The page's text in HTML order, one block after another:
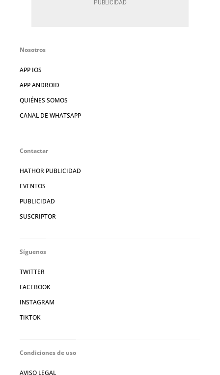
Nosotros
APP IOS
APP ANDROID
QUIÉNES SOMOS
CANAL DE WHATSAPP
Contactar
HATHOR PUBLICIDAD
EVENTOS
PUBLICIDAD
SUSCRIPTOR
Síguenos
TWITTER
FACEBOOK
INSTAGRAM
TIKTOK
Condiciones de uso
AVISO LEGAL